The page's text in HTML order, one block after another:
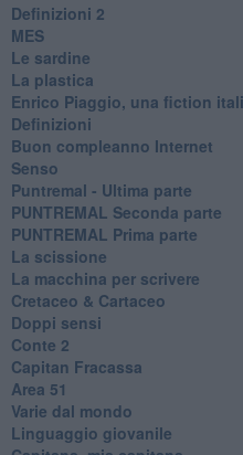
​Definizioni 2
MES
Le sardine
La plastica
​Enrico Piaggio, una fiction
Definizioni
​Buon compleanno Internet
Senso
Puntremal - Ultima parte
PUNTREMAL Seconda parte
​PUNTREMAL Prima parte
La scissione
La macchina per scrivere
Cretaceo & Cartaceo
Doppi sensi
​Conte 2
​Capitan Fracassa
​Area 51
Varie dal mondo
​Linguaggio giovanile